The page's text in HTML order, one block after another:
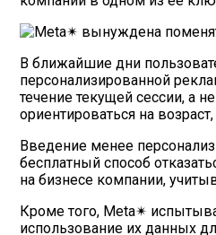
В ближайшие дни
персонализированной
течение текущей сессии, а
ориентироваться на
Введение менее
бесплатный способ
на бизнесе компании,
Кроме того, Meta✴
использование их данных